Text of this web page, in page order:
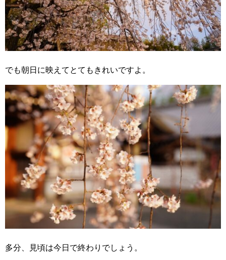
でも朝日に映えてとてもきれいですよ。
多分、見頃は今日で終わりでしょう。